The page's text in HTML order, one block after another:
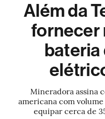
Além da
fornecer
bateria
Mineradora assina
americana com
equipar cerca de